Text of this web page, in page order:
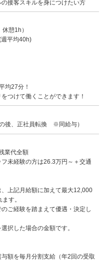
接客スキルを身につけたい方
憩1h）
平均40h)
均27分！
つけて働くことができます！
後、正社員転換 ※同給与）
業代全額
未経験の方は26.3万円～＋交通
上記月給額に加えて最大12,000
す。
ご経験を踏まえて優遇・決定し
択した場合の金額です。
額を毎月分割支給（年2回の受取